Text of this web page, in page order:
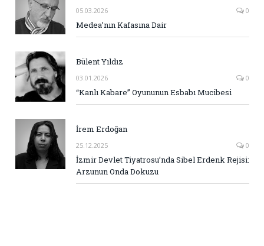
05.03.2026 0
Medea’nın Kafasına Dair
Bülent Yıldız
03.01.2026 0
“Kanlı Kabare” Oyununun Esbabı Mucibesi
İrem Erdoğan
25.12.2025 0
İzmir Devlet Tiyatrosu’nda Sibel Erdenk Rejisi:
Arzunun Onda Dokuzu